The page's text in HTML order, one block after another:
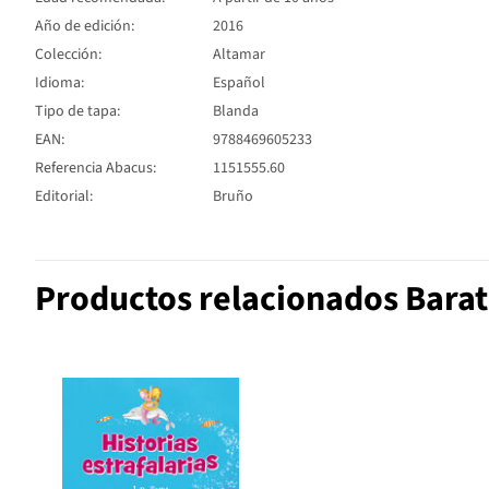
Año de edición:
2016
Colección:
Altamar
Idioma:
Español
Tipo de tapa:
Blanda
EAN:
9788469605233
Referencia Abacus:
1151555.60
Editorial:
Bruño
Productos relacionados